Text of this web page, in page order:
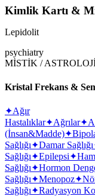
Kimlik Kartı &
Lepidolit
psychiatry
MİSTİK /
Kristal Frekans &
✦Ağır
Hastalıklar✦Ağrılar✦
(İnsan&Madde)✦
Sağlığı✦Damar Sağlığı
Sağlığı✦Epilepsi✦
Sağlığı✦Hormon
Sağlığı✦Menopoz✦
Sağlığı✦Radyasyon